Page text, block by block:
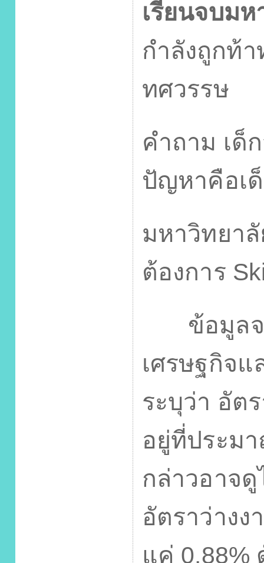
เรียนจบม
กำลังถูกท้
ทศวรรษ
คำถาม เด็
ปัญหาคือเ
มหาวิทยา
ต้องการ
ข้อมูลจา
เศรษฐกิจ
ระบุว่า อัต
อยู่ที่ประม
กล่าวอาจ
อัตราว่างง
แค่ 0.88%